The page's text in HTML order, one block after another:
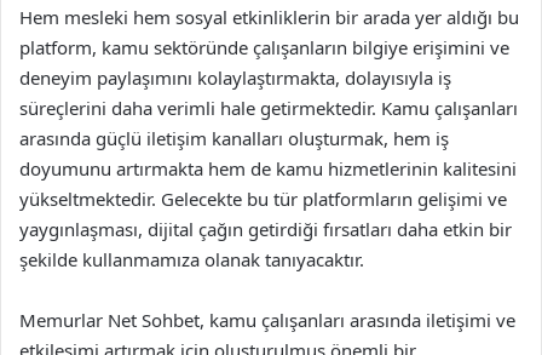
Hem mesleki hem sosyal etkinliklerin bir arada yer aldığı bu
platform, kamu sektöründe çalışanların bilgiye erişimini ve
deneyim paylaşımını kolaylaştırmakta, dolayısıyla iş
süreçlerini daha verimli hale getirmektedir. Kamu çalışanları
arasında güçlü iletişim kanalları oluşturmak, hem iş
doyumunu artırmakta hem de kamu hizmetlerinin kalitesini
yükseltmektedir. Gelecekte bu tür platformların gelişimi ve
yaygınlaşması, dijital çağın getirdiği fırsatları daha etkin bir
şekilde kullanmamıza olanak tanıyacaktır.
Memurlar Net Sohbet, kamu çalışanları arasında iletişimi ve
etkileşimi artırmak için oluşturulmuş önemli bir